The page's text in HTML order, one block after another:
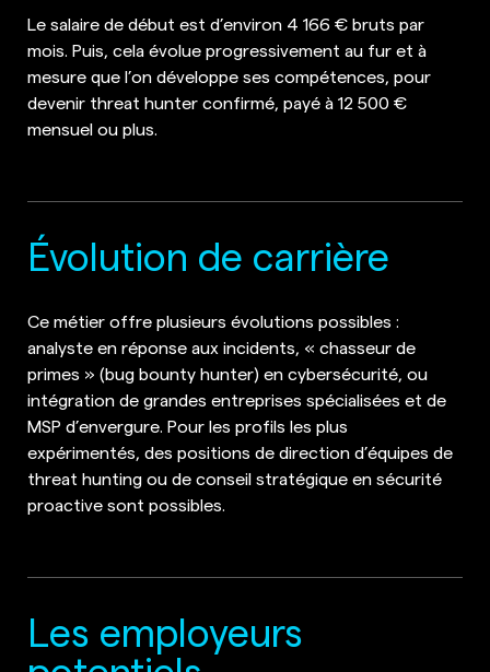
Le salaire de début est d’environ 4 166 € bruts par
mois. Puis, cela évolue progressivement au fur et à
mesure que l’on développe ses compétences, pour
devenir threat hunter confirmé, payé à 12 500 €
mensuel ou plus.
Évolution de carrière
Ce métier offre plusieurs évolutions possibles :
analyste en réponse aux incidents, « chasseur de
primes » (bug bounty hunter) en cybersécurité, ou
intégration de grandes entreprises spécialisées et de
MSP d’envergure. Pour les profils les plus
expérimentés, des positions de direction d’équipes de
threat hunting ou de conseil stratégique en sécurité
proactive sont possibles.
Les employeurs